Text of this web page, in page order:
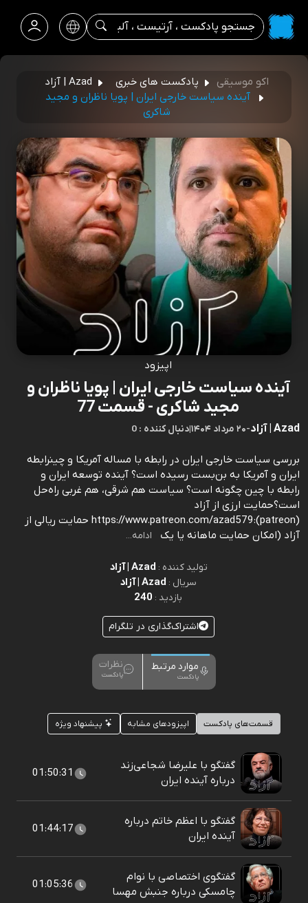
اکو موسیقی پادکست های خبری
Azad | آزاد
آینده سیاست خارجی ایران |‌ پویا ناظران و مجید
شاکری
اپیزود
آینده سیاست خارجی ایران |‌ پویا ناظران و
مجید شاکری - قسمت 77
Azad | آزاد -۲۰ مرداد ۱۴۰۴ |0 : دنبال کننده
بررسی سیاست خارجی ایران در رابطه با مساله آمریکا و چینرابطه
ایران و آمریکا به بن‌بست رسیده است؟ آینده توسعه ایران و
رابطه با چین چگونه است؟ سیاست هم شرقی، هم غربی راه‌حل
است؟حمایت ارزی از آزاد
(patreon):https://www.patreon.com/azad579 حمایت ریالی از
آزاد (امکان حمایت ماهانه یا یک
ادامه...
تولید کننده : Azad | آزاد
سریال : Azad | آزاد
بازدید : 240
اشتراک‌گذاری در تلگرام
موارد مرتبط
پادکست
نظرات
پادکست
قسمت‌های پادکست اپیزودهای مشابه پیشنهاد ویژه
گفتگو با علیرضا شجاعی‌زند
درباره آینده ایران
01:50:31
گفتگو با اعظم خاتم درباره
آینده ایران
01:44:17
گفتگوی اختصاصی با نوام
چامسکی درباره جنبش مهسا
01:05:36